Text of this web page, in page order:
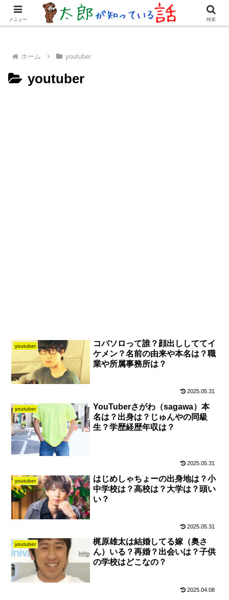
女優・俳優 有名人 youtuber 歌手・グループ ドラマ・
ホーム youtuber
youtuber
youtuber
コバソロって誰？顔出ししててイ
ケメン？名前の由来や本名は？職
業や所属事務所は？
2025.05.31
youtuber
YouTuberさがわ（sagawa）本
名は？出身は？じゅんやの同級
生？学歴経歴年収は？
2025.05.31
youtuber
はじめしゃちょーの出身地は？小
中学校は？高校は？大学は？頭い
い？
2025.05.31
youtuber
梶原雄太は結婚してる嫁（奥さ
ん）いる？再婚？出会いは？子供
の学校はどこなの？
2025.04.08
メニュー 検索